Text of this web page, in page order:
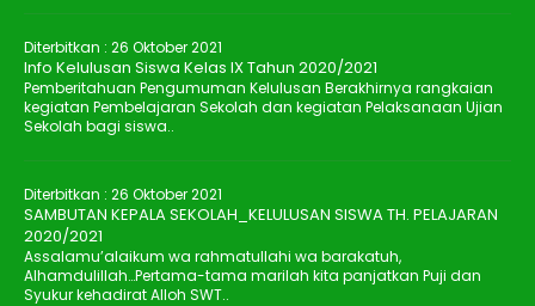
Diterbitkan : 26 Oktober 2021
Info Kelulusan Siswa Kelas IX Tahun 2020/2021
Pemberitahuan Pengumuman Kelulusan Berakhirnya rangkaian
kegiatan Pembelajaran Sekolah dan kegiatan Pelaksanaan Ujian
Sekolah bagi siswa..
Diterbitkan : 26 Oktober 2021
SAMBUTAN KEPALA SEKOLAH_KELULUSAN SISWA TH. PELAJARAN
2020/2021
Assalamu’alaikum wa rahmatullahi wa barakatuh,
Alhamdulillah…Pertama-tama marilah kita panjatkan Puji dan
Syukur kehadirat Alloh SWT..